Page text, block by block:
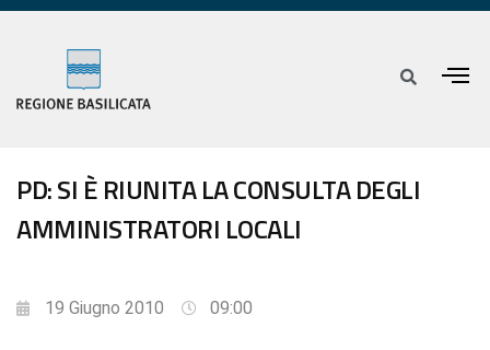
PD: SI È RIUNITA LA CONSULTA DEGLI
AMMINISTRATORI LOCALI
19 Giugno 2010 09:00